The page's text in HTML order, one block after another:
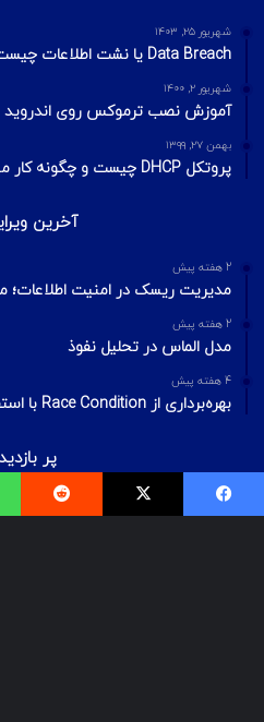
شهریور ۲۵, ۱۴۰۳
Data Breach یا نشت اطلاعات چیست ؟
شهریور ۲, ۱۴۰۰
آموزش نصب ترموکس روی اندروید
بهمن ۲۷, ۱۳۹۹
پروتکل DHCP چیست و چگونه کار می‌کند؟
آخرین
2 هفته پیش
مدیریت ریسک در امنیت اطلاعات؛
2 هفته پیش
مدل الماس در تحلیل نفوذ
4 هفته پیش
بهره‌برداری از Race Condition با استفاده از Turbo Intruder
پر
اردیبهشت ۲۰, ۱۴۰۰